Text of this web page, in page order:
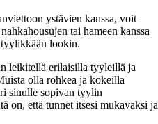
ystävien kanssa, voit
tai hameen kanssa
lookin.
leikitellä erilaisilla tyyleillä ja
olla rohkea ja kokeilla
sinulle sopivan tyylin
on, että tunnet itsesi mukavaksi ja